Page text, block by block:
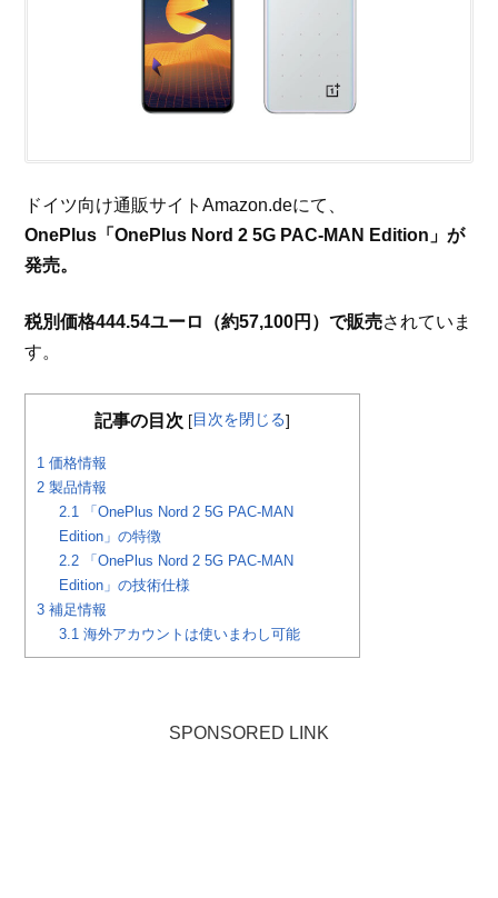
ドイツ向け通販サイトAmazon.deにて、
OnePlus「OnePlus Nord 2 5G PAC-MAN Edition」が
発売。
税別価格444.54ユーロ（約57,100円）で販売されていま
す。
記事の目次 [目次を閉じる]
1 価格情報
2 製品情報
2.1
「OnePlus Nord 2 5G PAC-MAN
Edition」の特徴
2.2 「OnePlus Nord 2 5G PAC-MAN
Edition」の技術仕様
3 補足情報
3.1 海外アカウントは使いまわし可能
SPONSORED LINK